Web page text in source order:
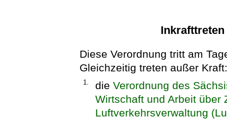
Diese Verordnung tritt am
Gleichzeitig treten außer
1. die Verordnung des
Wirtschaft und Arbeit über
Luftverkehrsverwaltung